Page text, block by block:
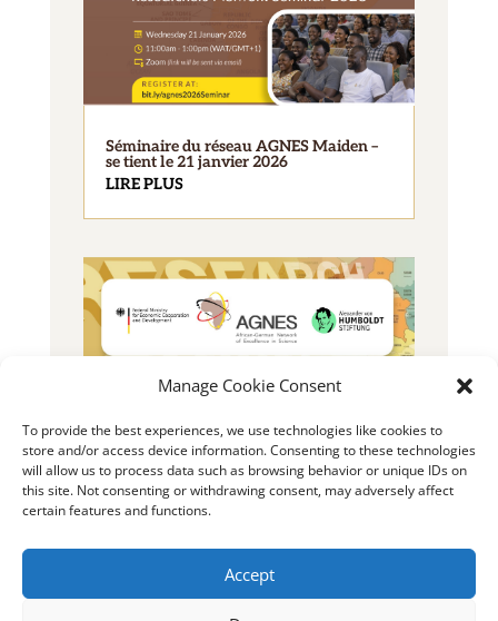
Manage Cookie Consent
To provide the best experiences, we use technologies like cookies to
store and/or access device information. Consenting to these technologies
will allow us to process data such as browsing behavior or unique IDs on
this site. Not consenting or withdrawing consent, may adversely affect
certain features and functions.
Accept
Séminaire du réseau AGNES Maiden –
se tient le 21 janvier 2026
LIRE PLUS
2025 Bourse AGNES pour jeunes
chercheurs
LIRE PLUS